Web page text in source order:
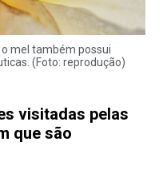
mel também possui
(Foto: reprodução)
visitadas pelas
que são